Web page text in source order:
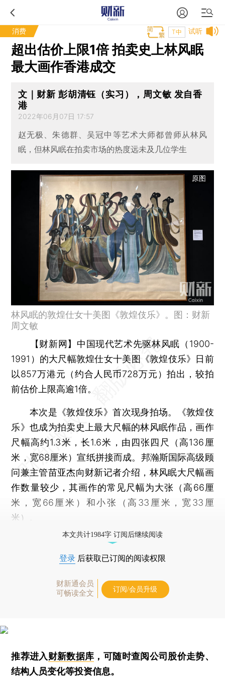
消费 试听
T中
超出估价上限1倍 拍卖史上林风眠
最大画作香港成交
文｜财新 彭胡清钰（实习），周文敏 发自香
港
2022年06月07日 17:57
赵无极、朱德群、吴冠中等艺术大师都曾师从林风
眠，但林风眠在拍卖市场的热度远未及几位学生
原图
林风眠的敦煌仕女十美图《敦煌伎乐》。图：财新
周文敏
【财新网】 中国现代艺术先驱林风眠（1900-
1991）的大尺幅敦煌仕女十美图《敦煌伎乐》日前
以857万港元（约合人民币728万元）拍出，较拍
前估价上限高逾1倍。
本次是《敦煌伎乐》首次现身拍场。《敦煌伎
乐》也成为拍卖史上最大尺幅的林风眠作品，画作
尺幅高约1.3米，长1.6米，由四张四尺（高136厘
米，宽68厘米）宣纸拼接而成。邦瀚斯国际高级顾
问兼主管苗亚杰向财新记者介绍，林风眠大尺幅画
作数量较少，其画作的常见尺幅为大张（高66厘
米，宽66厘米）和小张（高33厘米，宽33厘
米）。
本文共计1984字 订阅后继续阅读
登录 后获取已订阅的阅读权限
财新通会员
可畅读全文
订阅/会员升级
推荐进入财新数据库 ，可随时查阅公司股价走势、
结构人员变化等投资信息。